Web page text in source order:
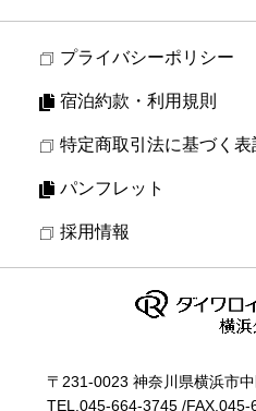
プライバシーポリシー
宿泊約款・利用規則
特定商取引法に基づく表
パンフレット
採用情報
〒231-0023 神奈川県横浜市
TEL. 045-664-3745 /FAX.045-